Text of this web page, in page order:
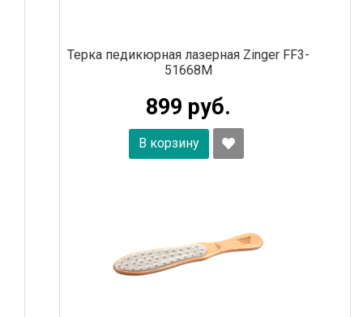
Терка педикюрная лазерная Zinger FF3-
51668M
899 руб.
В корзину